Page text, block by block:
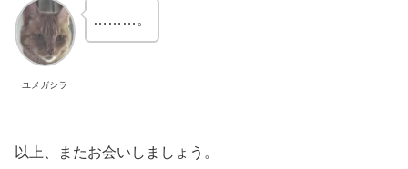
ユメガシラ
………。
以上、またお会いしましょう。